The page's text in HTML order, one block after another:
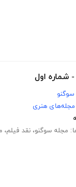
شماره اول
مجله‌های هنری
مجله سوگنو، نقد فیلم،